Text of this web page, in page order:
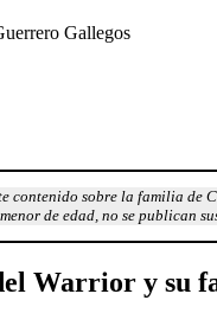
Gallegos
contenido sobre la familia de
de edad, no se publican
Warrior y su